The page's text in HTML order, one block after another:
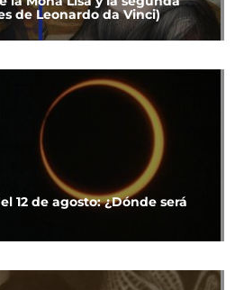
de Leonardo da Vinci)
12 de agosto: ¿Dónde será